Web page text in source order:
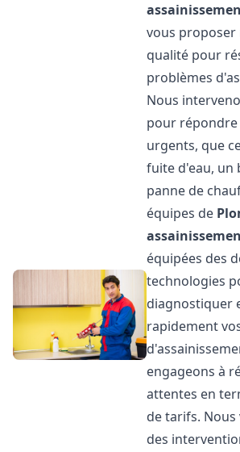
vous proposer
qualité pour
problèmes
Nous
pour répondre
urgents, que
fuite d'eau, un
panne de
équipes de
équipées des
technologies
diagnostiquer
rapidement
engageons à
attentes en
de tarifs.
des